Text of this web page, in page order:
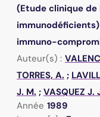
(Etude clinique de
immuno-
Auteur(s) :
TORRES, A. ;
J. M. ; VASQUEZ J.
Année 1989